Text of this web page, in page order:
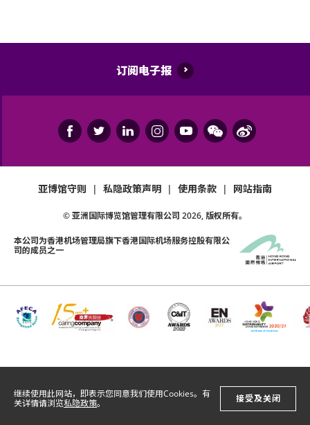
继续使用此网站，即表示您同意我们使用Cookies。有
关详情请浏览私隐政策。 接受及关闭
订阅电子报
亚博馆守则 | 私隐政策声明 | 使用条款 | 网站指南
© 亚洲国际博览馆管理有限公司 2026, 版权所有。
本公司为香港机场管理局旗下香港国际机场服务控股有限公
司的成员之一